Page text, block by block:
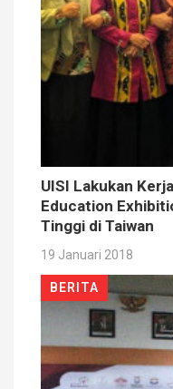
UISI Lakukan
Education
Tinggi di Taiwan
19 Januari 2018
BERITA